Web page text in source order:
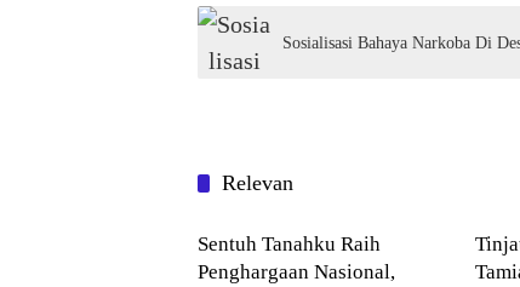
Sosialisasi Bahaya Narkoba Di
Relevan
Blog
Sentuh Tanahku Raih
Penghargaan Nasional,